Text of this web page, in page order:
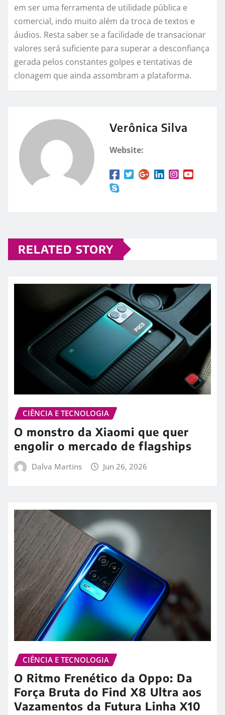
em ser uma ferramenta de utilidade pública e
comercial, indo muito além da troca de textos e
áudios. Resta saber se a facilidade de transacionar
valores será suficiente para superar a desconfiança
gerada pelos constantes golpes e tentativas de
clonagem que ainda assombram a plataforma.
Verônica Silva
Website:
RELATED STORY
CIÊNCIA E TECNOLOGIA
O monstro da Xiaomi que quer
engolir o mercado de flagships
Dalva Martins Jun 26, 2026
CIÊNCIA E TECNOLOGIA
O Ritmo Frenético da Oppo: Da
Força Bruta do Find X8 Ultra aos
Vazamentos da Futura Linha X10